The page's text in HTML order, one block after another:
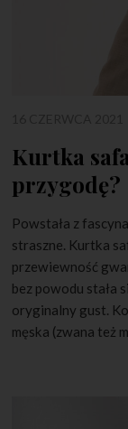
Kurtka
przygodę?
Powstała z
straszne. Kurtka
przewiewność
bez powodu stała
oryginalny gust.
męska (zwana też